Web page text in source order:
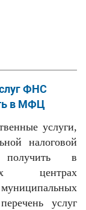
ФНС
в МФЦ
услуги,
налоговой
в
центрах
услуг